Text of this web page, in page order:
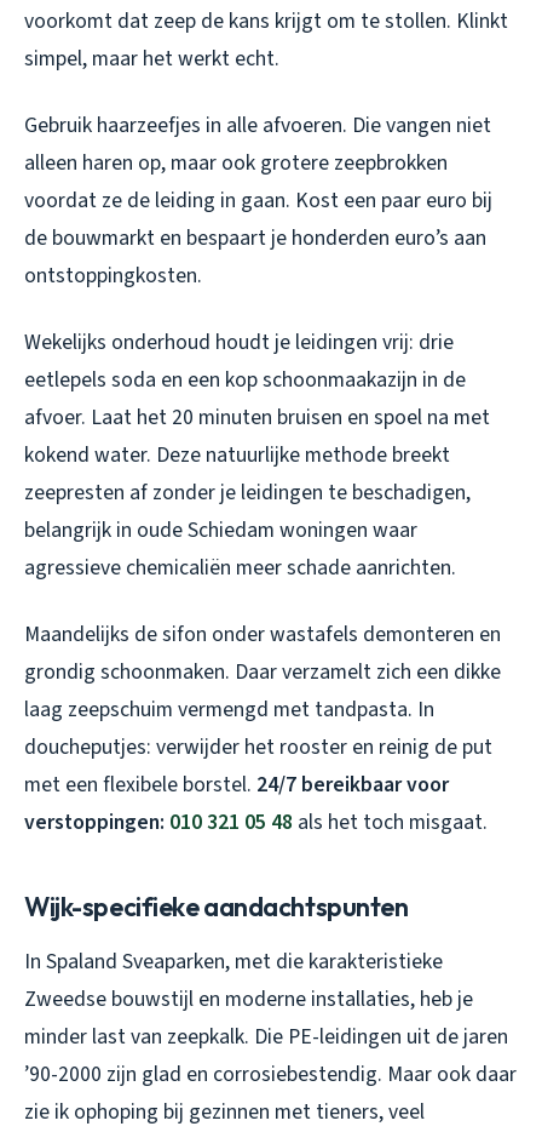
voorkomt dat zeep de kans krijgt om te stollen. Klinkt
simpel, maar het werkt echt.
Gebruik haarzeefjes in alle afvoeren. Die vangen niet
alleen haren op, maar ook grotere zeepbrokken
voordat ze de leiding in gaan. Kost een paar euro bij
de bouwmarkt en bespaart je honderden euro’s aan
ontstoppingkosten.
Wekelijks onderhoud houdt je leidingen vrij: drie
eetlepels soda en een kop schoonmaakazijn in de
afvoer. Laat het 20 minuten bruisen en spoel na met
kokend water. Deze natuurlijke methode breekt
zeepresten af zonder je leidingen te beschadigen,
belangrijk in oude Schiedam woningen waar
agressieve chemicaliën meer schade aanrichten.
Maandelijks de sifon onder wastafels demonteren en
grondig schoonmaken. Daar verzamelt zich een dikke
laag zeepschuim vermengd met tandpasta. In
doucheputjes: verwijder het rooster en reinig de put
met een flexibele borstel. 24/7 bereikbaar voor
verstoppingen: 010 321 05 48 als het toch misgaat.
Wijk-specifieke aandachtspunten
In Spaland Sveaparken, met die karakteristieke
Zweedse bouwstijl en moderne installaties, heb je
minder last van zeepkalk. Die PE-leidingen uit de jaren
’90-2000 zijn glad en corrosiebestendig. Maar ook daar
zie ik ophoping bij gezinnen met tieners, veel